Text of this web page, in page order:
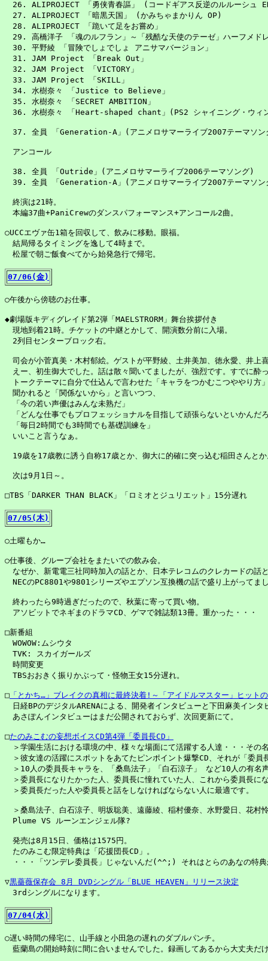
26. ALIPROJECT 「勇侠青春謳」 (コードギアス反逆のルルーシュ
27. ALIPROJECT 「暗黒天国」 (かみちゃまかりん OP)
28. ALIPROJECT 「跪いて足をお嘗め」
29. 高橋洋子 「魂のルフラン」～「残酷な天使のテーゼ」ハーフメド
30. 平野綾 「冒険でしょでしょ アニサマバージョン」
31. JAM Project 「Break Out」
32. JAM Project 「VICTORY」
33. JAM Project 「SKILL」
34. 水樹奈々 「Justice to Believe」
35. 水樹奈々 「SECRET AMBITION」
36. 水樹奈々 「Heart-shaped chant」(PS2 シャイニング・ウィ
37. 全員 「Generation-A」(アニメロサマーライブ2007テーマソ
アンコール
38. 全員 「Outride」(アニメロサマーライブ2006テーマソング)
39. 全員 「Generation-A」(アニメロサマーライブ2007テーマソ
終演は21時。
本編37曲+PaniCrewのダンスパフォーマンス+アンコール2曲。
○UCCエヴァ缶1箱を回収して、飲みに移動。眼福。
結局帰るタイミングを逸して4時まで。
松屋で朝ご飯食べてから始発急行で帰宅。
07/06(金)
○午後から傍聴のお仕事。
◆劇場版キディグレイド第2弾「MAELSTRORM」舞台挨拶付き
現地到着21時。チケットの中継とかして、開演数分前に入場。
2列目センターブロック右。
司会が小菅真美・木村郁絵。ゲストが平野綾、土井美加、徳永愛、井上
えー、初生御大でした。話は散々聞いてましたが、強烈です。すでに酔
トークテーマに自分で仕込んで言わせた「キャラをつかむこつややり方
聞かれると「関係ないから」と言いつつ、
「今の若い声優はみんな未熟だ」
「どんな仕事でもプロフェッショナルを目指して頑張らないといかんだ
「毎日2時間でも3時間でも基礎訓練を」
いいこと言うなぁ。
19歳を17歳教に誘う自称17歳とか、御大に的確に突っ込む稲田さんと
次は9月1日～。
□TBS「DARKER THAN BLACK」「ロミオとジュリエット」15分遅れ
07/05(木)
○土曜もか…
○仕事後、グループ会社をまたいでの飲み会。
なぜか、新電電三社同時加入の話とか、日本テレコムのクレカードの話
NECのPC8801や9801シリーズやエプソン互換機の話で盛り上がって
終わったら9時過ぎだったので、秋葉に寄って買い物。
アソビットでネギまのドラマCD、ゲマで雑誌類13冊。重かった・・・
□新番組
WOWOW:ムシウタ
TVK: スカイガールズ
時間変更
TBSおおきく振りかぶって・怪物王女15分遅れ。
□ 「とかち…」ブレイクの真相に最終決着!～「アイドルマスター」ヒット
日経BPのデジタルARENAによる、開発者インタビューと下田麻美インタ
あさぽんインタビューはまだ公開されておらず、次回更新にて。
□たのみこむの妄想ボイスCD第4弾「委員長CD」
＞学園生活における環境の中、様々な場面にて活躍する人達・・・その
＞彼女達の活躍にスポットをあてたピンポイント爆撃CD、それが「委員
＞10人の委員長キャラを、「桑島法子」「白石涼子」 など10人の有名
＞委員長になりたかった人、委員長に憧れていた人、これから委員長に
＞委員長だった人や委員長と話をしなければならない人に最適です。
＞桑島法子、白石涼子、明坂聡美、遠藤綾、稲村優奈、水野愛日、花村
Plume VS ルーンエンジェル隊?
発売は8月15日、価格は1575円。
たのみこむ限定特典は「応援団長CD」。
・・・「ツンデレ委員長」じゃないんだ(^^;) それはとらのあなの特典
▽黒薔薇保存会 8月 DVDシングル「BLUE HEAVEN」リリース決定
3rdシングルになります。
07/04(水)
○遅い時間の帰宅に、山手線と小田急の遅れのダブルパンチ。
藍蘭島の開始時刻に間に合いませんでした。録画してあるから大丈夫だ